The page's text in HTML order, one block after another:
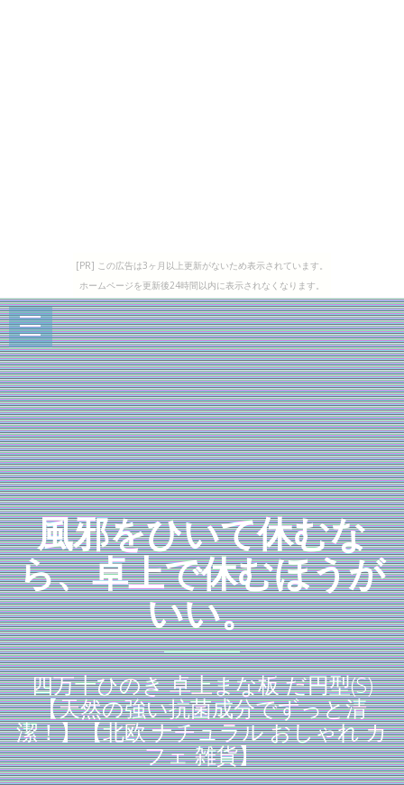
[PR] この広告は3ヶ月以上更新がないため表示されています。
ホームページを更新後24時間以内に表示されなくなります。
風邪をひいて休むな
ら、卓上で休むほうが
いい。
四万十ひのき 卓上まな板 だ円型(S)
【天然の強い抗菌成分でずっと清
潔！】【北欧 ナチュラル おしゃれ カ
フェ 雑貨】